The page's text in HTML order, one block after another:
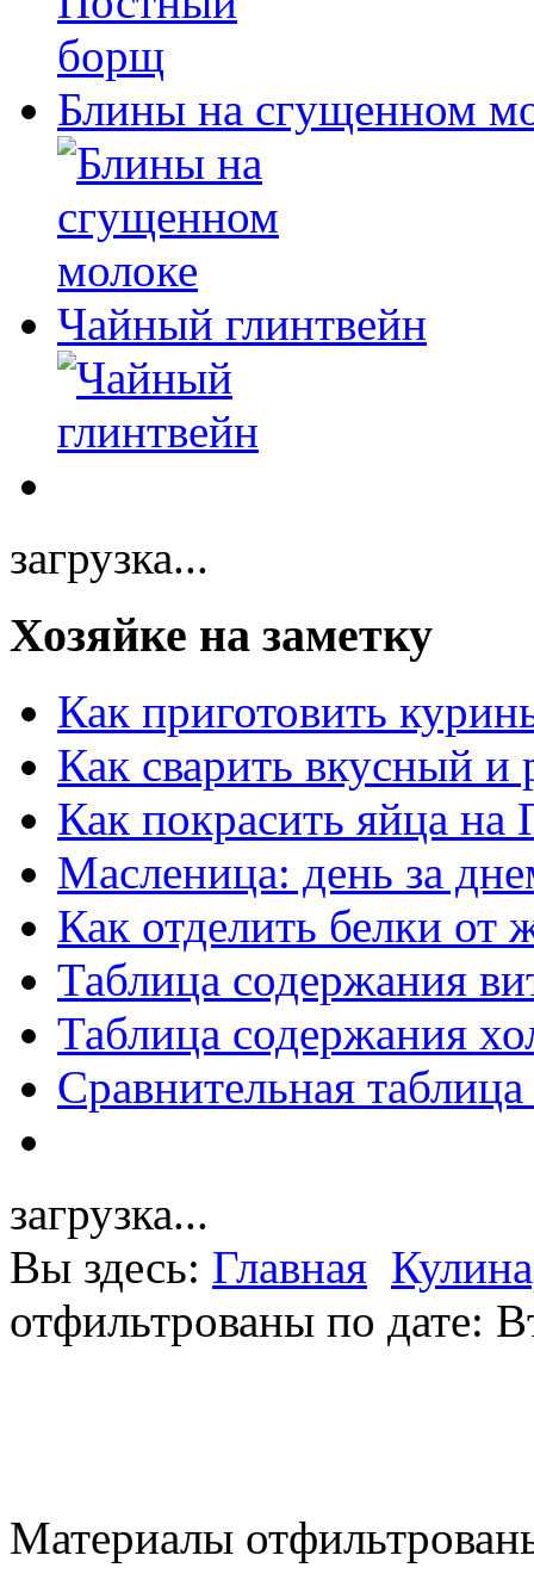
Блины на сгущенном
Чайный глинтвейн
загрузка...
Хозяйке на заметку
Как приготовить
Как сварить вкусный и
Как покрасить яйца на
Масленица: день за
Как отделить белки от
Таблица содержания
Таблица содержания
Сравнительная
загрузка...
Вы здесь: Главная
отфильтрованы по дате:
Материалы